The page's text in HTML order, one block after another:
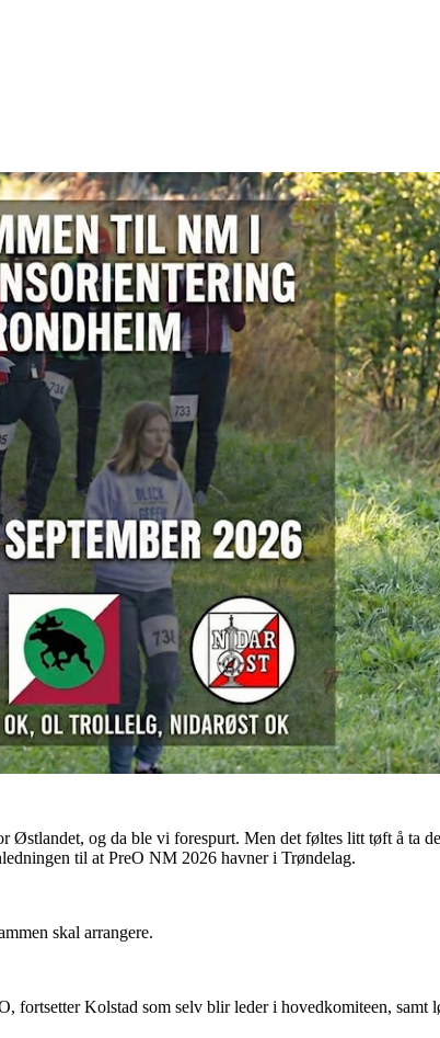
og da ble vi forespurt. Men det føltes litt tøft å ta
til at PreO NM 2026 havner i Trøndelag.
skal arrangere.
fortsetter Kolstad som selv blir leder i hovedkomiteen, samt